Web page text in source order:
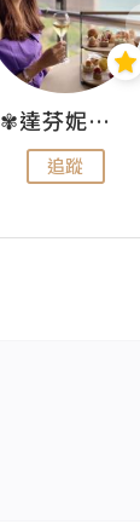
✾達芬妮•愛孩子•愛生活✾
追蹤